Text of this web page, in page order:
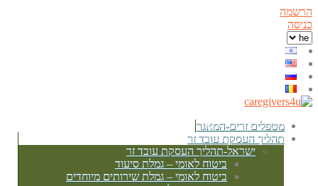
הרשמה
כניסה
מטפלים זרים-המאגר
תהליך העסקת עובד זר
ישראל-תהליך העסקת עובד זר
ביטוח לאומי – גמלת סיעוד
ביטוח לאומי – גמלת שירותים מיוחדים